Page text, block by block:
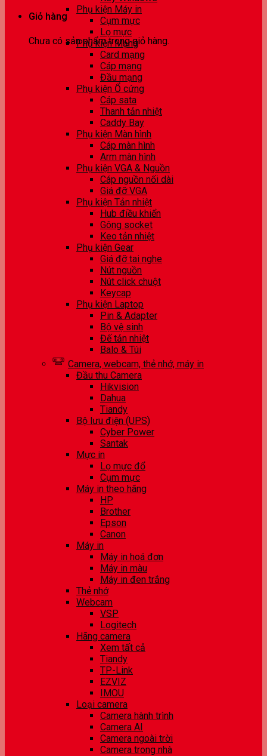
Giỏ hàng
Chưa có sản phẩm trong giỏ hàng.
Phụ kiện Máy in
Cụm mực
Lọ mực
Phụ kiện Mạng
Card mạng
Cáp mạng
Đầu mạng
Phụ kiện Ổ cứng
Cáp sata
Thanh tản nhiệt
Caddy Bay
Phụ kiện Màn hình
Cáp màn hình
Arm màn hình
Phụ kiện VGA & Nguồn
Cáp nguồn nối dài
Giá đỡ VGA
Phụ kiện Tản nhiệt
Hub điều khiển
Gông socket
Keo tản nhiệt
Phụ kiện Gear
Giá đỡ tai nghe
Nút nguồn
Nút click chuột
Keycap
Phụ kiện Laptop
Pin & Adapter
Bộ vệ sinh
Đế tản nhiệt
Balo & Túi
Camera, webcam, thẻ nhớ, máy in
Đầu thu Camera
Hikvision
Dahua
Tiandy
Bộ lưu điện (UPS)
Cyber Power
Santak
Mực in
Lọ mực đổ
Cụm mực
Máy in theo hãng
HP
Brother
Epson
Canon
Máy in
Máy in hoá đơn
Máy in màu
Máy in đen trắng
Thẻ nhớ
Webcam
VSP
Logitech
Hãng camera
Xem tất cả
Tiandy
TP-Link
EZVIZ
IMOU
Loại camera
Camera hành trình
Camera AI
Camera ngoài trời
Camera trong nhà